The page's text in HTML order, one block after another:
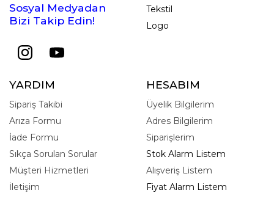
Sosyal Medyadan
Bizi Takip Edin!
Tekstil
Logo
YARDIM
Sipariş Takibi
Arıza Formu
İade Formu
Sıkça Sorulan Sorular
Müşteri Hizmetleri
İletişim
HESABIM
Üyelik Bilgilerim
Adres Bilgilerim
Siparişlerim
Stok Alarm Listem
Alışveriş Listem
Fiyat Alarm Listem